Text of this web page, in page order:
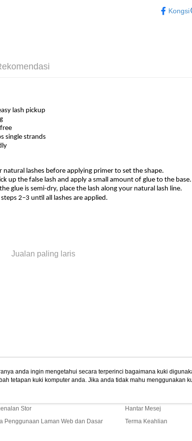
Eyelashes
Kongsi
lash pickup
single strands
natural lashes before applying primer to set the shape.
up the false lash and apply a small amount of glue to the base.
glue is semi-dry, place the lash along your natural lash line.
2–3 until all lashes are applied.
Jualan paling laris
Kami
Stor
Penggunaan Laman Web dan Dasar
Khidmat
Hantar Mesej
Terma Keahlian
anda ingin mengetahui secara terperinci bagaimana kuki
tetapan kuki komputer anda. Jika anda tidak mahu menggunakan
kuki.
kuki di komputer anda, sila rujuk penerangan mengenai kuki.